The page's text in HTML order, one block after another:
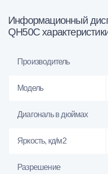
Информационный
QH50C
Производитель
Модель
Диагональ в дюймах
Яркость, кд/м2
Разрешение